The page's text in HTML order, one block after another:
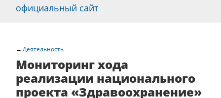
официальный сайт
Деятельность
Мониторинг хода
реализации национального
проекта «Здравоохранение»